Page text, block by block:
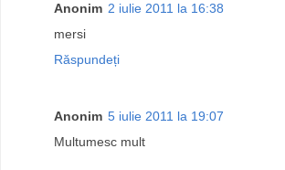
Anonim 2 iulie 2011 la 16:38
mersi
Răspundeți
Anonim 5 iulie 2011 la 19:07
Multumesc mult